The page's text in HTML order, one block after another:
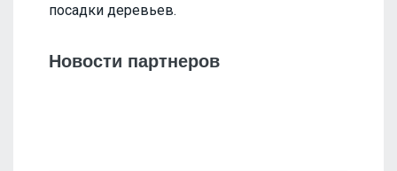
посадки деревьев.
Новости партнеров